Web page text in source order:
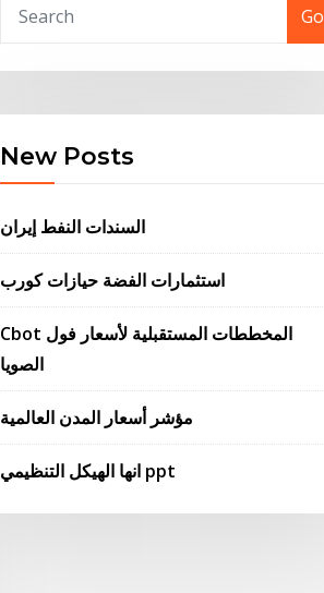
Go
New Posts
السندات النفط إيران
استثمارات الفضة حيازات كورب
Cbot المخططات المستقبلية لأسعار فول
الصويا
مؤشر أسعار المدن العالمية
انها الهيكل التنظيمي ppt